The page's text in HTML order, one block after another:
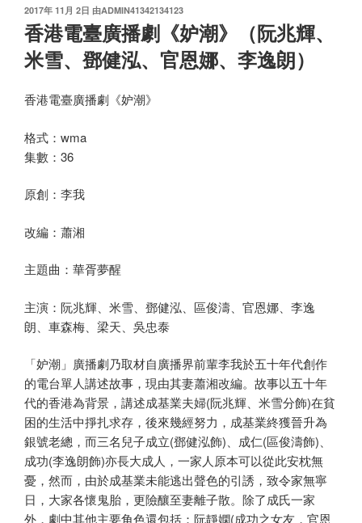
发
布
于
2017年 11月 2日 由ADMIN41342134123
香港電臺廣播劇《妒潮》（阮兆輝、
米雪、鄧健泓、官恩娜、李逸朗）
香港電臺廣播劇《妒潮》
格式：wma
集數：36
原創：李我
改編：蕭湘
主題曲：華胥夢醒
主演：阮兆輝、米雪、鄧健泓、區俊濤、官恩娜、李逸
朗、車森梅、梁天、吳忠泰
「妒潮」廣播劇乃取材自廣播界前輩李我於五十年代創作
的電台單人講述故事，現由其妻蕭湘改編。故事以五十年
代的香港為背景，講述成基業夫婦(阮兆輝、米雪分飾)在貧
困的生活中掙扎求存，後來幾經努力，成基業終獲晉升為
銀號老總，而三名兒子成立(鄧健泓飾)、成仁(區俊濤飾)、
成功(李逸朗飾)亦長大成人，一家人原本可以從此安枕無
憂，然而，由於成基業未能逃出聲色的引誘，致令家無寧
日，大家各懷鬼胎，更險釀至妻離子散。除了成氏一家
外，劇中其他主要角色還包括：阮靜嫻(成功之女友，官恩